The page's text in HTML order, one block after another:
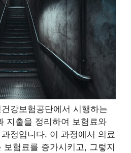
강보험공단에서 시행하는
지출을 정리하여 보험료와
정입니다. 이 과정에서 의료
보험료를 증가시키고, 그렇지